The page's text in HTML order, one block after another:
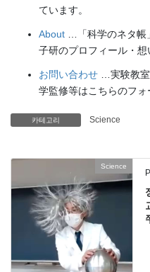
ています。
About …「科学のネタ帳
子研のプロフィール・想
お問い合わせ …実験教
学監修等はこちらのフォ
카테고리 Science
Science